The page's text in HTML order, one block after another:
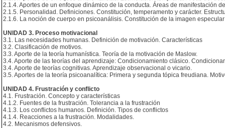
2.1.4. Aportes de un enfoque dinámico de la conducta. Áreas de manifestación
2.1.5. Personalidad. Definiciones. Constitución, temperamento y carácter.
2.1.6. La noción de cuerpo en psicoanálisis. Constitución de la imagen
UNIDAD 3. Proceso motivacional
3.1. Las necesidades humanas. Definición de motivación. Características
3.2. Clasificación de motivos.
3.3. Aporte de la teoría humanística. Teoría de la motivación de Maslow.
3.4. Aporte de las teorías del aprendizaje: Condicionamiento clásico.
3.4. Aporte de teorías cognitivas. Aprendizaje observacional o vicario.
3.5. Aportes de la teoría psicoanalítica: Primera y segunda tópica freudiana.
UNIDAD 4. Frustración y conflicto
4.1. Frustración. Concepto y características
4.1.2. Fuentes de la frustración. Tolerancia a la frustración
4.1.3. Los conflictos humanos. Definición. Tipos de conflictos
4.1.4. Reacciones a la frustración. Modalidades.
4.2. Mecanismos defensivos.